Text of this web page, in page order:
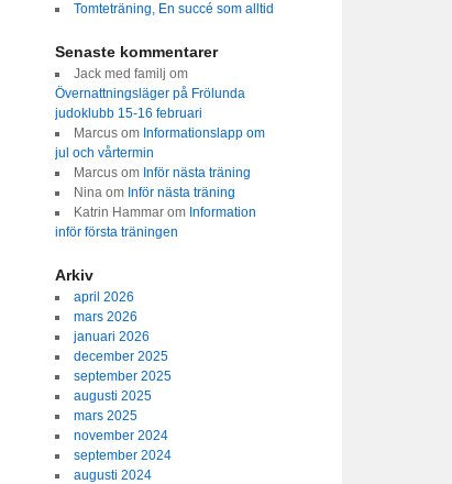
Tomteträning, En succé som alltid
Senaste kommentarer
Jack med familj om
Övernattningsläger på Frölunda
judoklubb 15-16 februari
Marcus om Informationslapp om
jul och vårtermin
Marcus om Inför nästa träning
Nina om Inför nästa träning
Katrin Hammar om Information
inför första träningen
Arkiv
april 2026
mars 2026
januari 2026
december 2025
september 2025
augusti 2025
mars 2025
november 2024
september 2024
augusti 2024